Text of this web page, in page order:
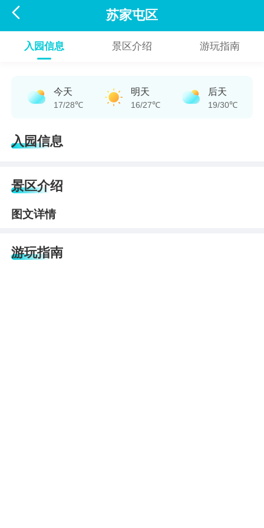
 苏家屯区
入园信息 景区介绍 游玩指南
今天
17/28℃
明天
16/27℃
后天
19/30℃
入园信息
景区介绍
图文详情
游玩指南